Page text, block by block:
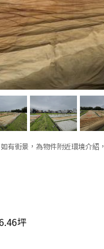
有街景，為物件附近環境介紹
坪